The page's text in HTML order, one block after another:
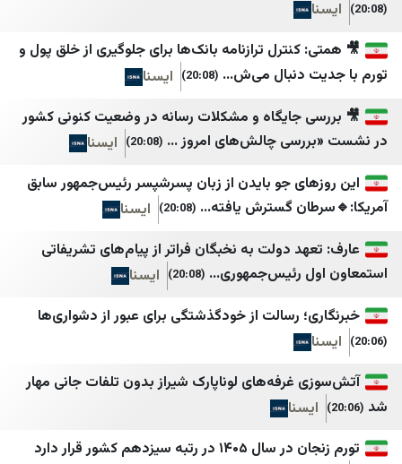
الشرق للأخبار - سوريا
التلفزيون العربي سوريا
العالم سورية
SYRIA DIRECT
عفرين نيوز ٢٤
Middle East Eye
سطور
مراسلون
هاشتاغ سوريا
اقتصاد سوريا
جهينة نيوز JP
كوزال
مدارات كُرد
ليفانت نيوز
پانا
تابناک
تقريب
تیتربرتر
جامعه خبر
جمهور
جهان نيوز
چرک‌نویس مدیا
خبر فارسی
خبرگزاری ایلنا
کنترل ترازنامه بانک‌ها برای جلوگیری از خلق پول و
دنبال می‌ش... (20:08)
ایسنا
جایگاه و مشکلات رسانه در وضعیت کنونی کشور
چالش‌های امروز ... (20:08)
ایسنا
جو بایدن از زبان پسرشپسر رئیس‌جمهور سابق
گسترش یافته... (20:08)
ایسنا
عارف: تعهد دولت به نخبگان فراتر از پیام‎‌های تشریفاتی
رئیس‌جمهوری... (20:08)
ایسنا
رسالت از خودگذشتگی برای عبور از دشواری‌ها
غرفه‌های لوناپارک شیراز بدون تلفات جانی مهار
رتبه سیزدهم کشور قرار دارد